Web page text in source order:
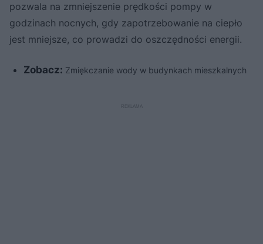
pozwala na zmniejszenie prędkości pompy w
godzinach nocnych, gdy zapotrzebowanie na ciepło
jest mniejsze, co prowadzi do oszczędności energii.
Zobacz: Zmiękczanie wody w budynkach mieszkalnych